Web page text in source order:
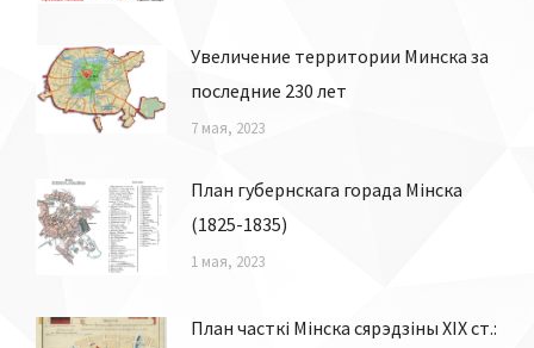
Увеличение территории Минска за
последние 230 лет
7 мая, 2023
План губернскага горада Мінска
(1825-1835)
1 мая, 2023
План часткі Мінска сярэдзіны ХІХ ст.: